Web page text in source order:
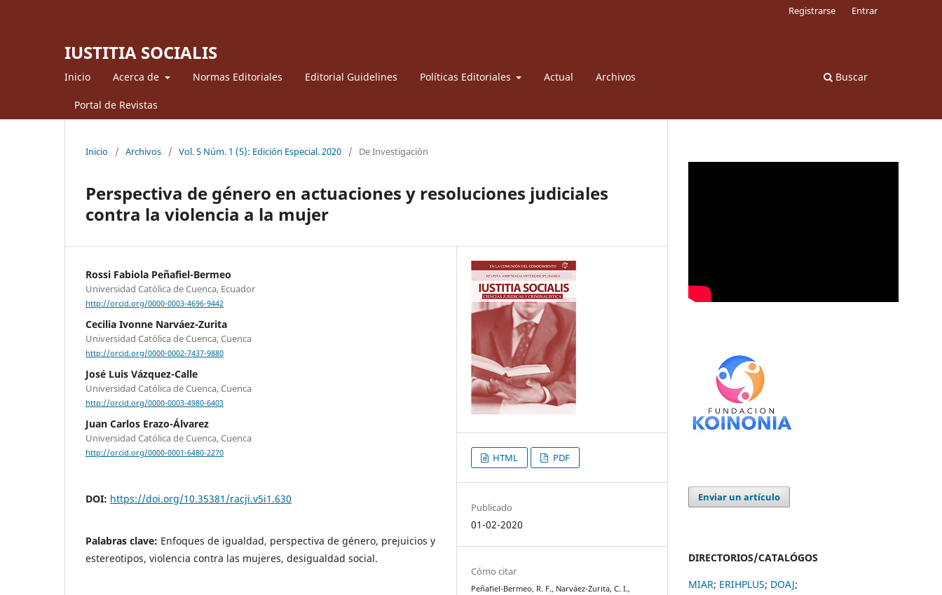
IUSTITIA SOCIALIS
Inicio Acerca de Normas Editoriales Editorial Guidelines Políticas Editoriales Actual Archivos
Portal de Revistas
Buscar
Registrarse Entrar
Inicio / Archivos / Vol. 5 Núm. 1 (5): Edición Especial. 2020 / De Investigación
Perspectiva de género en actuaciones y resoluciones judiciales
contra la violencia a la mujer
Rossi Fabiola Peñafiel-Bermeo
Universidad Católica de Cuenca, Ecuador
http://orcid.org/0000-0003-4696-9442
Cecilia Ivonne Narváez-Zurita
Universidad Católica de Cuenca, Cuenca
http://orcid.org/0000-0002-7437-9880
José Luis Vázquez-Calle
Universidad Católica de Cuenca, Cuenca
http://orcid.org/0000-0003-4980-6403
Juan Carlos Erazo-Álvarez
Universidad Católica de Cuenca, Cuenca
http://orcid.org/0000-0001-6480-2270
DOI: https://doi.org/10.35381/racji.v5i1.630
Palabras clave: Enfoques de igualdad, perspectiva de género, prejuicios y
estereotipos, violencia contra las mujeres, desigualdad social.
HTML PDF
Publicado
01-02-2020
Cómo citar
Peñafiel-Bermeo, R. F., Narváez-Zurita, C. I.,
Enviar un artículo
DIRECTORIOS/CATALÓGOS
MIAR; ERIHPLUS; DOAJ;